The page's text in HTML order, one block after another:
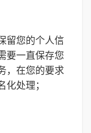
留您的个人信
要一直保存您
，在您的要求
处理；